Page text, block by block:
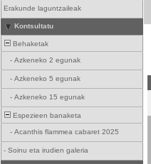
Erakunde laguntzaileak
Kontsultatu
Behaketak
- Azkeneko 2 egunak
- Azkeneko 5 egunak
- Azkeneko 15 egunak
Espezieen banaketa
- Acanthis flammea cabaret 2025
- Soinu eta irudien galeria